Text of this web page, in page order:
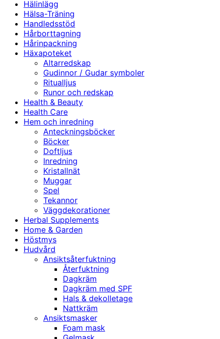
Hälinlägg
Hälsa-Träning
Handledsstöd
Hårborttagning
Hårinpackning
Häxapoteket
Altarredskap
Gudinnor / Gudar symboler
Ritualljus
Runor och redskap
Health & Beauty
Health Care
Hem och inredning
Anteckningsböcker
Böcker
Doftljus
Inredning
Kristallnät
Muggar
Spel
Tekannor
Väggdekorationer
Herbal Supplements
Home & Garden
Höstmys
Hudvård
Ansiktsåterfuktning
Återfuktning
Dagkräm
Dagkräm med SPF
Hals & dekolletage
Nattkräm
Ansiktsmasker
Foam mask